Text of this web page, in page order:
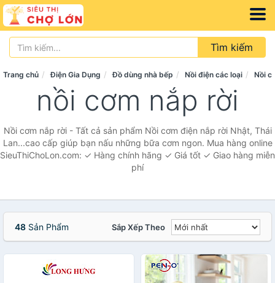
Tìm kiếm
Trang chủ Điện Gia Dụng Đồ dùng nhà bếp Nồi điện các loại Nồi
nồi cơm nắp rời
Nồi cơm nắp rời - Tất cả sản phẩm Nồi cơm điện nắp rời Nhật, Thái
Lan...cao cấp giúp bạn nấu những bữa cơm ngon. Mua hàng online
SieuThiChoLon.com: ✓ Hàng chính hãng ✓ Giá tốt ✓ Giao hàng miễn
phí
48 Sản Phẩm Sắp Xếp Theo